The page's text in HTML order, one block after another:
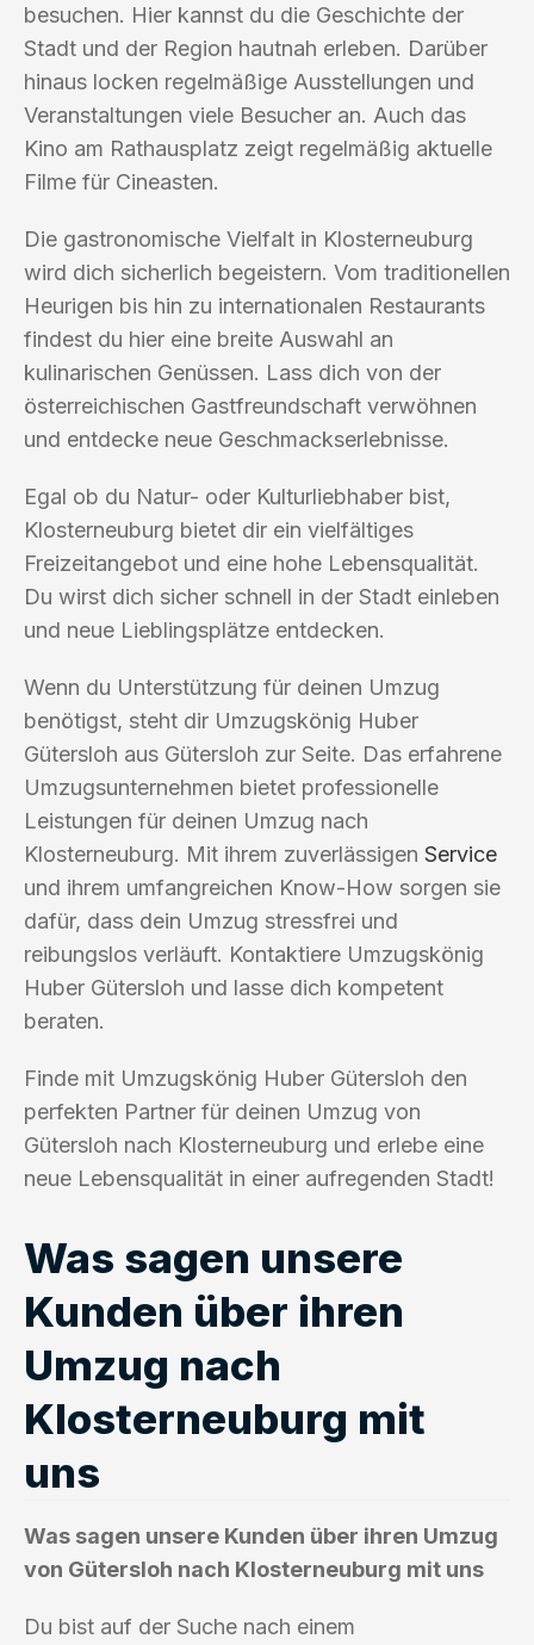
besuchen. Hier kannst du die Geschichte der
Stadt und der Region hautnah erleben. Darüber
hinaus locken regelmäßige Ausstellungen und
Veranstaltungen viele Besucher an. Auch das
Kino am Rathausplatz zeigt regelmäßig aktuelle
Filme für Cineasten.
Die gastronomische Vielfalt in Klosterneuburg
wird dich sicherlich begeistern. Vom traditionellen
Heurigen bis hin zu internationalen Restaurants
findest du hier eine breite Auswahl an
kulinarischen Genüssen. Lass dich von der
österreichischen Gastfreundschaft verwöhnen
und entdecke neue Geschmackserlebnisse.
Egal ob du Natur- oder Kulturliebhaber bist,
Klosterneuburg bietet dir ein vielfältiges
Freizeitangebot und eine hohe Lebensqualität.
Du wirst dich sicher schnell in der Stadt einleben
und neue Lieblingsplätze entdecken.
Wenn du Unterstützung für deinen Umzug
benötigst, steht dir Umzugskönig Huber
Gütersloh aus Gütersloh zur Seite. Das erfahrene
Umzugsunternehmen bietet professionelle
Leistungen für deinen Umzug nach
Klosterneuburg. Mit ihrem zuverlässigen Service
und ihrem umfangreichen Know-How sorgen sie
dafür, dass dein Umzug stressfrei und
reibungslos verläuft. Kontaktiere Umzugskönig
Huber Gütersloh und lasse dich kompetent
beraten.
Finde mit Umzugskönig Huber Gütersloh den
perfekten Partner für deinen Umzug von
Gütersloh nach Klosterneuburg und erlebe eine
neue Lebensqualität in einer aufregenden Stadt!
Was sagen unsere
Kunden über ihren
Umzug nach
Klosterneuburg mit
uns
Was sagen unsere Kunden über ihren Umzug
von Gütersloh nach Klosterneuburg mit uns
Du bist auf der Suche nach einem